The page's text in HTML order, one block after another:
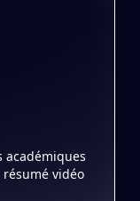
académiques
vidéo